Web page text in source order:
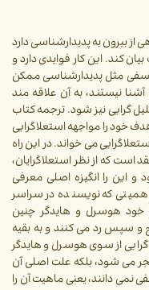
بیرون به پدیدارشناسی دارد
کند. این کار فوایدی دارد و
مثل پدیدارشناسی ممکن
نیستند، به آن علاقه مند
گرایی نیز شود. ترجمه کتاب
را مواجهه استعلاگرایی
می خواند. در این راه
که از نظر استعلاگرایان،
و این را انگیزه اصلی معرفی
که نویسنده در سراسر
هوسرل و هایدگر چنین
و سپس رد می کنند و به بقیه
از سوی هوسرل و هایدگر
می شود، بلکه علت اصلی آن
دانند، یعنی ماهیت آن را